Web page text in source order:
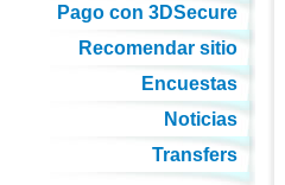
Pago con 3DSecure
Recomendar sitio
Encuestas
Noticias
Transfers